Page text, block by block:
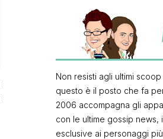
Non resisti agli ultimi
questo è il posto che fa
2006 accompagna gli
con le ultime gossip
esclusive ai personaggi